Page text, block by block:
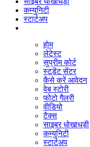
कम्युनिटी
स्टार्टअप
होम
लेटेस्ट
सुप्रीम कोर्ट
स्टूडेंट सेंटर
कैसे करें आवेदन
वेब स्टोरी
फोटो गैलरी
वीडियो
टैक्स
साइबर धोखाधड़ी
कम्युनिटी
स्टार्टअप